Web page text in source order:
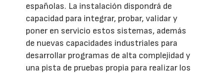
españolas. La instalación dispondrá de
capacidad para integrar, probar, validar y
poner en servicio estos sistemas, además
de nuevas capacidades industriales para
desarrollar programas de alta complejidad y
una pista de pruebas propia para realizar los